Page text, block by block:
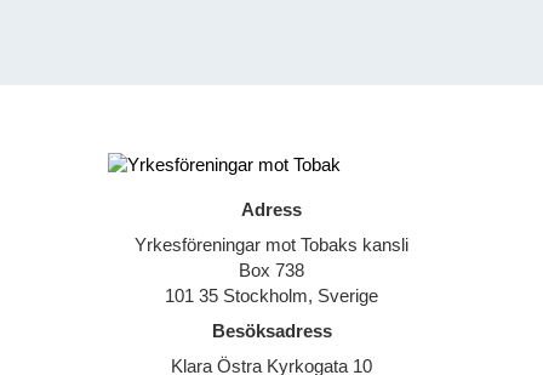
Adress
Yrkesföreningar mot Tobaks kansli
Box 738
101 35 Stockholm, Sverige
Besöksadress
Klara Östra Kyrkogata 10